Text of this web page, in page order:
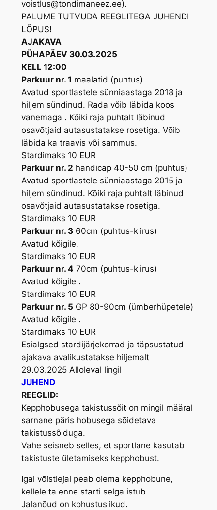
voistlus@tondimaneez.ee).
PALUME TUTVUDA REEGLITEGA JUHENDI
LÕPUS!
AJAKAVA
PÜHAPÄEV 30.03.2025
KELL 12:00
Parkuur nr. 1 maalatid (puhtus)
Avatud sportlastele sünniaastaga 2018 ja
hiljem sündinud. Rada võib läbida koos
vanemaga . Kõiki raja puhtalt läbinud
osavõtjaid autasustatakse rosetiga. Võib
läbida ka traavis või sammus.
Stardimaks 10 EUR
Parkuur nr. 2 handicap 40-50 cm (puhtus)
Avatud sportlastele sünniaastaga 2015 ja
hiljem sündinud. Kõiki raja puhtalt läbinud
osavõtjaid autasustatakse rosetiga.
Stardimaks 10 EUR
Parkuur nr. 360cm (puhtus-kiirus)
Avatud kõigile.
Stardimaks 10 EUR
Parkuur nr. 4 70cm (puhtus-kiirus)
Avatud kõigile .
Stardimaks 10 EUR
Parkuur nr. 5 GP 80-90cm (ümberhüpetele)
Avatud kõigile .
Stardimaks 10 EUR
Esialgsed stardijärjekorrad ja täpsustatud
ajakava avalikustatakse hiljemalt
29.03.2025 Alloleval lingil
JUHEND
REEGLID:
Kepphobusega takistussõit on mingil määral
sarnane päris hobusega sõidetava
takistussõiduga.
Vahe seisneb selles, et sportlane kasutab
takistuste ületamiseks kepphobust.
Igal võistlejal peab olema kepphobune,
kellele ta enne starti selga istub.
Jalanõud on kohustuslikud.